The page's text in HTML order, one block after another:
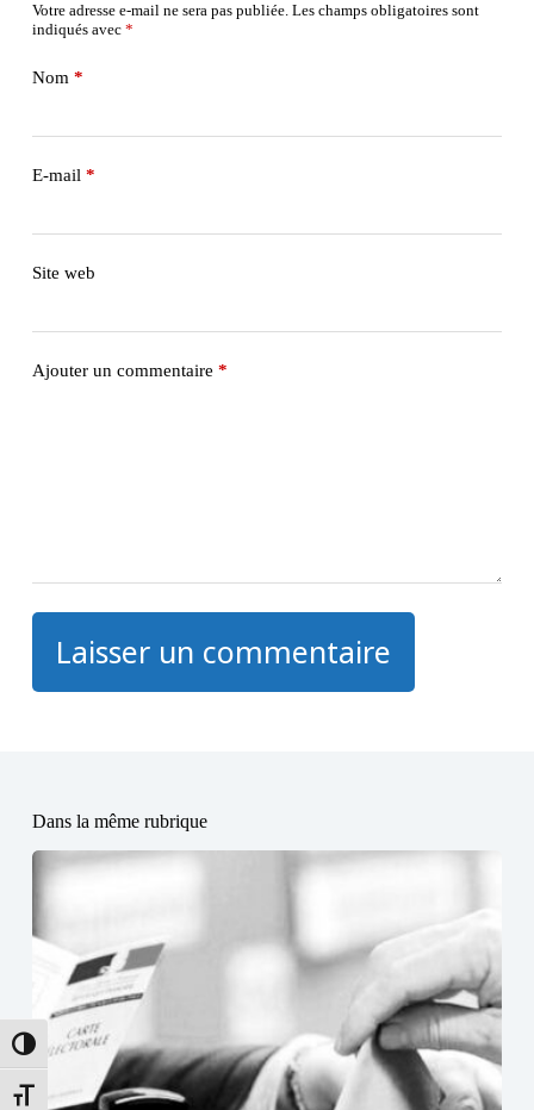
Passer en contraste élevé
Changer la taille de la police
Votre adresse e-mail ne sera pas publiée. Les champs obligatoires sont
indiqués avec *
Nom *
E-mail *
Site web
Ajouter un commentaire *
Laisser un commentaire
Dans la même rubrique